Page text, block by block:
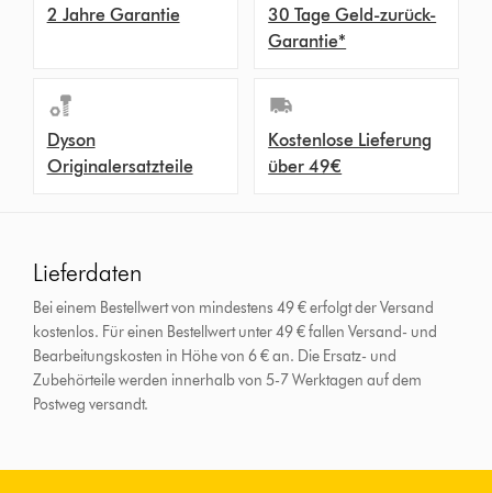
2 Jahre Garantie
30 Tage Geld-zurück-
Garantie*
Dyson
Originalersatzteile
Kostenlose Lieferung
über 49€
Lieferdaten
Bei einem Bestellwert von mindestens 49 € erfolgt der Versand
kostenlos. Für einen Bestellwert unter 49 € fallen Versand- und
Bearbeitungskosten in Höhe von 6 € an. Die Ersatz- und
Zubehörteile werden innerhalb von 5-7 Werktagen auf dem
Postweg versandt.